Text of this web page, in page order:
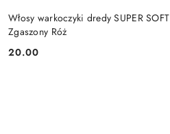
Włosy warkoczyki dredy SUPER
Zgaszony Róż
Cena:
20.00